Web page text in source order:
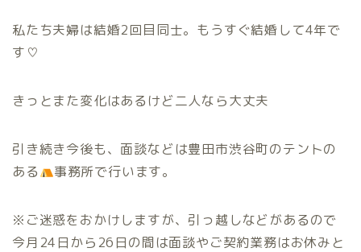
私たち夫婦は結婚2回目同士。もうすぐ結婚して4年で
す♡
きっとまた変化はあるけど二人なら大丈夫
引き続き今後も、面談などは豊田市渋谷町のテントの
ある
事務所で行います。
※ご迷惑をおかけしますが、引っ越しなどがあるので
今月24日から26日の間は面談やご契約業務はお休みと